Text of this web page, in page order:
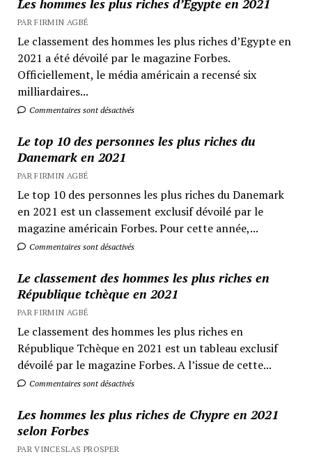
PAR FIRMIN AGBÉ
Le classement des hommes les plus riches d’Egypte en
2021 a été dévoilé par le magazine Forbes.
Officiellement, le média américain a recensé six
milliardaires...
Commentaires sont désactivés
Le top 10 des personnes les plus riches du
Danemark en 2021
PAR FIRMIN AGBÉ
Le top 10 des personnes les plus riches du Danemark
en 2021 est un classement exclusif dévoilé par le
magazine américain Forbes. Pour cette année,...
Commentaires sont désactivés
Le classement des hommes les plus riches en
République tchèque en 2021
PAR FIRMIN AGBÉ
Le classement des hommes les plus riches en
République Tchèque en 2021 est un tableau exclusif
dévoilé par le magazine Forbes. A l’issue de cette...
Commentaires sont désactivés
Les hommes les plus riches de Chypre en 2021
selon Forbes
PAR VINCESLAS PROSPER